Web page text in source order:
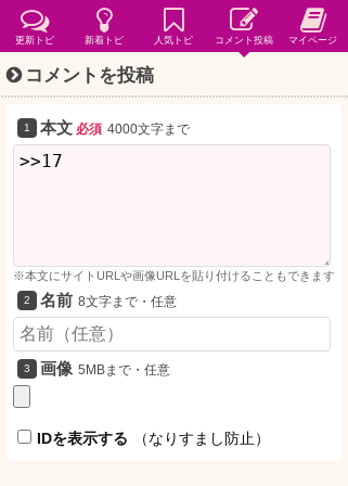
コメントを投稿
本文 必須 4000文字まで
※本文にサイトURLや画像URLを貼り付けることもできます
名前 8文字まで・任意
画像 5MBまで・任意
IDを表示する （なりすまし防止）
更新トピ 新着トピ 人気トピ コメント投稿 マイページ